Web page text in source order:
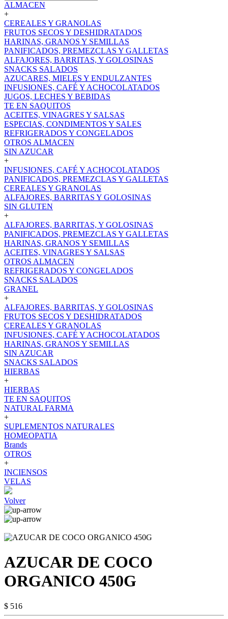
ALMACEN
+
CEREALES Y GRANOLAS
FRUTOS SECOS Y DESHIDRATADOS
HARINAS, GRANOS Y SEMILLAS
PANIFICADOS, PREMEZCLAS Y GALLETAS
ALFAJORES, BARRITAS, Y GOLOSINAS
SNACKS SALADOS
AZUCARES, MIELES Y ENDULZANTES
INFUSIONES, CAFÉ Y ACHOCOLATADOS
JUGOS, LECHES Y BEBIDAS
TE EN SAQUITOS
ACEITES, VINAGRES Y SALSAS
ESPECIAS, CONDIMENTOS Y SALES
REFRIGERADOS Y CONGELADOS
OTROS ALMACEN
SIN AZUCAR
+
INFUSIONES, CAFÉ Y ACHOCOLATADOS
PANIFICADOS, PREMEZCLAS Y GALLETAS
CEREALES Y GRANOLAS
ALFAJORES, BARRITAS Y GOLOSINAS
SIN GLUTEN
+
ALFAJORES, BARRITAS, Y GOLOSINAS
PANIFICADOS, PREMEZCLAS Y GALLETAS
HARINAS, GRANOS Y SEMILLAS
ACEITES, VINAGRES Y SALSAS
OTROS ALMACEN
REFRIGERADOS Y CONGELADOS
SNACKS SALADOS
GRANEL
+
ALFAJORES, BARRITAS, Y GOLOSINAS
FRUTOS SECOS Y DESHIDRATADOS
CEREALES Y GRANOLAS
INFUSIONES, CAFÉ Y ACHOCOLATADOS
HARINAS, GRANOS Y SEMILLAS
SIN AZUCAR
SNACKS SALADOS
HIERBAS
+
HIERBAS
TE EN SAQUITOS
NATURAL FARMA
+
SUPLEMENTOS NATURALES
HOMEOPATIA
Brands
OTROS
+
INCIENSOS
VELAS
Volver
AZUCAR DE COCO
ORGANICO 450G
$ 516